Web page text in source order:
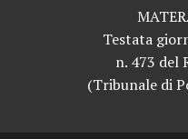
Testata
n. 473 del
(Tribunale di